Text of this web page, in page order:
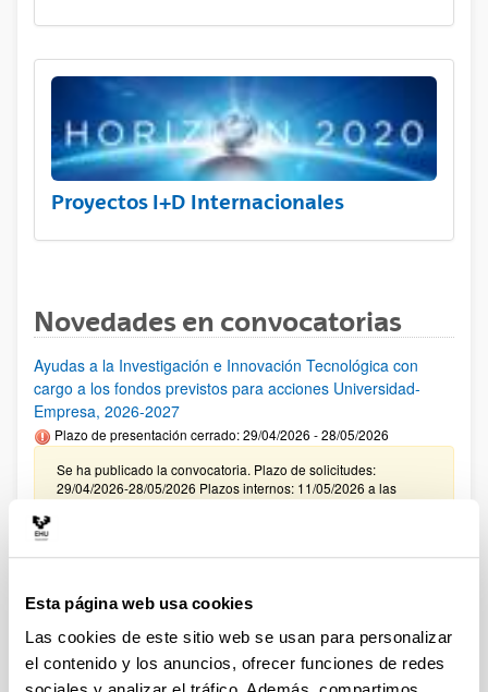
Esta página web usa cookies
Las cookies de este sitio web se usan para personalizar
el contenido y los anuncios, ofrecer funciones de redes
Proyectos I+D Internacionales
Novedades en convocatorias
Ayudas a la Investigación e Innovación Tecnológica con
cargo a los fondos previstos para acciones Universidad-
Empresa, 2026-2027
Plazo de presentación cerrado: 29/04/2026 - 28/05/2026
Se ha publicado la convocatoria. Plazo de solicitudes:
29/04/2026-28/05/2026 Plazos internos: 11/05/2026 a las
CONVOCATORIA INCENTIVACIÓN PARA LA
"PROGRAMA ATRAE 2026"
Plazo de presentación cerrado: 23/04/2026 - 04/06/2026
Envío de la Expresión de Interés. Plazo interno 25 de mayo de
2026. Envío resto de documentación necesaria. Plazo interno